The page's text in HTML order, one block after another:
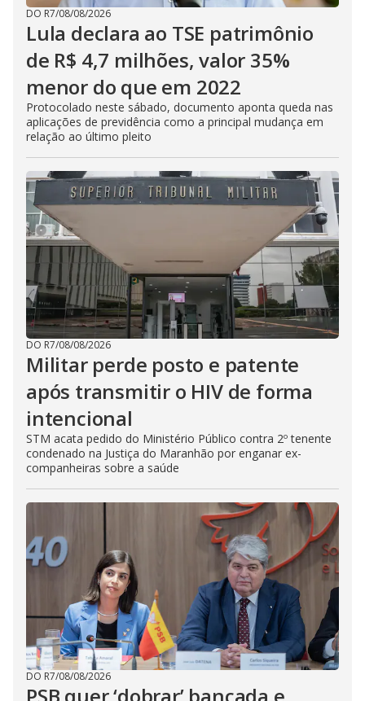
DO R7/08/08/2026
Lula declara ao TSE patrimônio
de R$ 4,7 milhões, valor 35%
menor do que em 2022
Protocolado neste sábado, documento aponta queda nas
aplicações de previdência como a principal mudança em
relação ao último pleito
DO R7/08/08/2026
Militar perde posto e patente
após transmitir o HIV de forma
intencional
STM acata pedido do Ministério Público contra 2º tenente
condenado na Justiça do Maranhão por enganar ex-
companheiras sobre a saúde
DO R7/08/08/2026
PSB quer ‘dobrar’ bancada e